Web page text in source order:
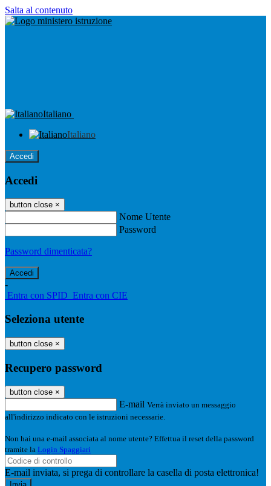
Salta al contenuto
Italiano
Italiano
Accedi
Accedi
button close ×
Nome Utente
Password
Password dimenticata?
-
Entra con SPID Entra con CIE
Seleziona utente
button close ×
Recupero password
button close ×
E-mail Verrà inviato un messaggio
all'indirizzo indicato con le istruzioni necessarie.
Non hai una e-mail associata al nome utente? Effettua il reset della password
tramite la Login Spaggiari
E-mail inviata, si prega di controllare la casella di posta elettronica!